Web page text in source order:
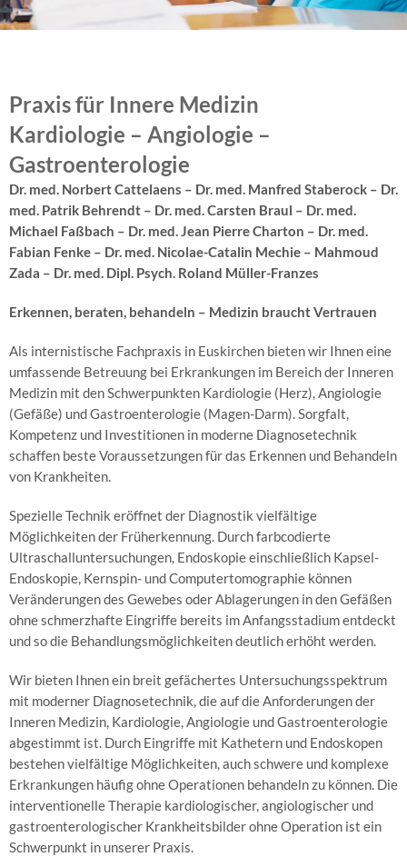
Praxis für Innere Medizin
Kardiologie – Angiologie –
Gastroenterologie
Dr. med. Norbert Cattelaens – Dr. med. Manfred Staberock – Dr.
med. Patrik Behrendt – Dr. med. Carsten Braul – Dr. med.
Michael Faßbach – Dr. med. Jean Pierre Charton – Dr. med.
Fabian Fenke – Dr. med. Nicolae-Catalin Mechie – Mahmoud
Zada – Dr. med. Dipl. Psych. Roland Müller-Franzes
Erkennen, beraten, behandeln – Medizin braucht Vertrauen
Als internistische Fachpraxis in Euskirchen bieten wir Ihnen eine
umfassende Betreuung bei Erkrankungen im Bereich der Inneren
Medizin mit den Schwerpunkten Kardiologie (Herz), Angiologie
(Gefäße) und Gastroenterologie (Magen-Darm). Sorgfalt,
Kompetenz und Investitionen in moderne Diagnosetechnik
schaffen beste Voraussetzungen für das Erkennen und Behandeln
von Krankheiten.
Spezielle Technik eröffnet der Diagnostik vielfältige
Möglichkeiten der Früherkennung. Durch farbcodierte
Ultraschalluntersuchungen, Endoskopie einschließlich Kapsel-
Endoskopie, Kernspin- und Computertomographie können
Veränderungen des Gewebes oder Ablagerungen in den Gefäßen
ohne schmerzhafte Eingriffe bereits im Anfangsstadium entdeckt
und so die Behandlungsmöglichkeiten deutlich erhöht werden.
Wir bieten Ihnen ein breit gefächertes Untersuchungsspektrum
mit moderner Diagnosetechnik, die auf die Anforderungen der
Inneren Medizin, Kardiologie, Angiologie und Gastroenterologie
abgestimmt ist. Durch Eingriffe mit Kathetern und Endoskopen
bestehen vielfältige Möglichkeiten, auch schwere und komplexe
Erkrankungen häufig ohne Operationen behandeln zu können. Die
interventionelle Therapie kardiologischer, angiologischer und
gastroenterologischer Krankheitsbilder ohne Operation ist ein
Schwerpunkt in unserer Praxis.
Herz-
Ultraschall
Kardio-
MR
Herzkatheteruntersuchung
Angiologie
Arterienuntersuchungen
Venenuntersuchungen
Gastroenterologie
–
Sonographie
Magenspiegelung
Darmspiegelung
Endoskopie
Endoskopie
Enddarmspiegelung
Polypektomie
&
Mucosektomie